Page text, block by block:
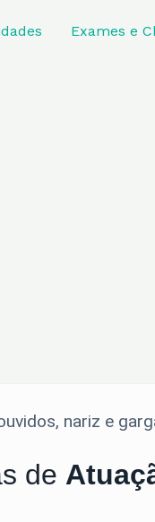
Exames e
nariz e
de